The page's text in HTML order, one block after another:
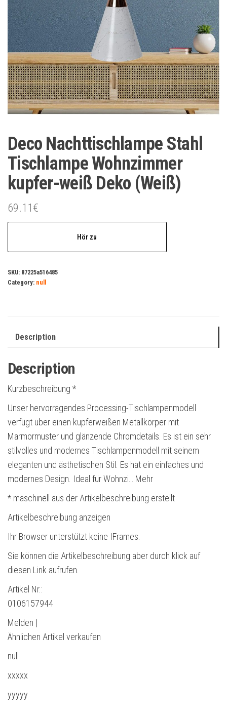
Deco Nachttischlampe Stahl
Tischlampe Wohnzimmer
kupfer-weiß Deko (Weiß)
69.11€
Hör zu
SKU: 87225a516485
Category: null
Description
Description
Kurzbeschreibung *
Unser hervorragendes Processing-Tischlampenmodell
verfügt über einen kupferweißen Metallkörper mit
Marmormuster und glänzende Chromdetails. Es ist ein sehr
stilvolles und modernes Tischlampenmodell mit seinem
eleganten und ästhetischen Stil. Es hat ein einfaches und
modernes Design. Ideal für Wohnzi… Mehr
* maschinell aus der Artikelbeschreibung erstellt
Artikelbeschreibung anzeigen
Ihr Browser unterstützt keine IFrames.
Sie können die Artikelbeschreibung aber durch klick auf
diesen Link aufrufen.
Artikel Nr.:
0106157944
Melden |
Ähnlichen Artikel verkaufen
null
xxxxx
yyyyy